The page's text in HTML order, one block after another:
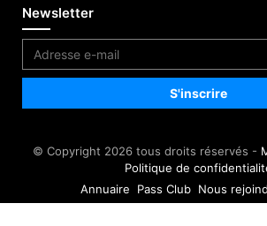
Newsletter
© Copyright 2026 tous droits réservés -
Politique de
Annuaire
Pass Club Nous